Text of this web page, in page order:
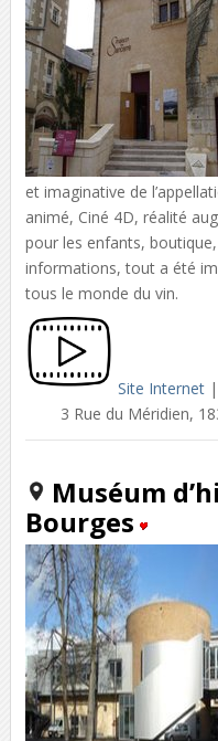
et imaginative de
animé, Ciné 4D, réalité
pour les enfants,
informations, tout a été
tous le monde du vin.
Site Internet|
3 Rue du Méridien,
Muséum
Bourges